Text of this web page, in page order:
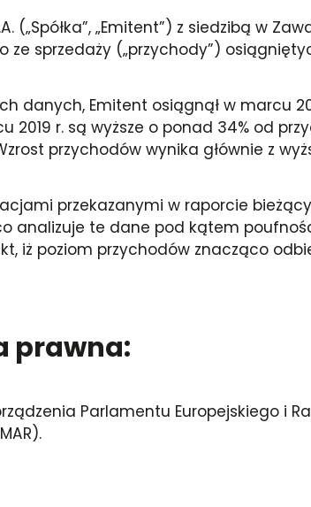
(„Spółka”, „Emitent”) z siedzibą
ze sprzedaży („przychody”)
danych, Emitent osiągnął w marcu
2019 r. są wyższe o ponad 34% od
przychodów wynika głównie z
przekazanymi w raporcie
analizuje te dane pod kątem
iż poziom przychodów znacząco
prawna:
Parlamentu Europejskiego i